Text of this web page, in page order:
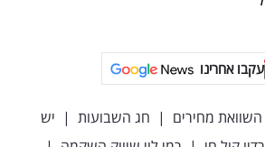
עקבו אחרינו
השוואת מחירים | חג השבועות | יש